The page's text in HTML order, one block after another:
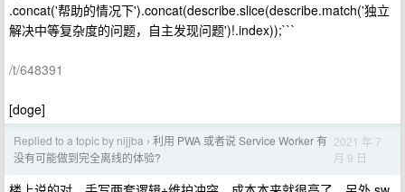
.concat('帮助的情况下').concat(describe.slice(describe.match('独立
解决中等复杂度的问题，自主发现问题')!.index));```
/t/648391
[doge]
Replied to a topic by nijjba › 利用 PWA 或者说 Service Worker 有
没有可能做到完全离线的体验?
2021 年 7
月 9 日